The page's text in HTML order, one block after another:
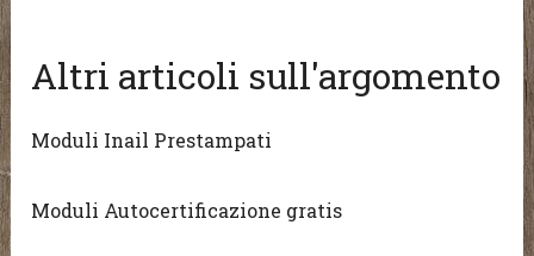
Altri articoli sull'argomento
Moduli Inail Prestampati
Moduli Autocertificazione gratis